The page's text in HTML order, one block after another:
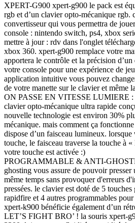
XPERT-G900 xpert-g900 le pack est
rgb et d’un clavier opto-mécanique rgb.
convertisseur qui vous permettra de
console : nintendo switch, ps4, xbox
mettre à jour : rdv dans l'onglet
xbox 360. xpert-g900 remplace votre
apportera le contrôle et la précision
votre console pour une expérience de
application intuitive vous pouvez
de votre manette sur le clavier et même
ON PASSE EN VITESSE LUMIERE :
clavier opto-mécanique ultra rapide
nouvelle technologie est environ 30%
mécanique. mais comment ça
dispose d’un faisceau lumineux.
touche, le faisceau traverse la touche à
votre touche est activée :)
PROGRAMMABLE & ANTI-
ghosting vous assure de pouvoir
même temps sans provoquer d'erreurs
pressées. le clavier est doté de 5
rapidfire et 4 autres programmables
xpert-k900 bénéficie également d’un
LET’S FIGHT BRO’ ! la souris xpert-